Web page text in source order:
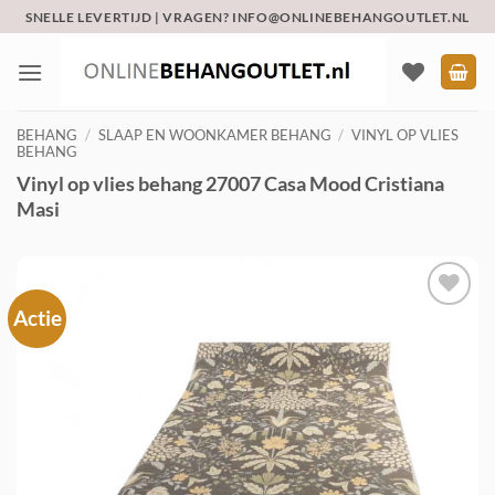
naar
inhoud
SNELLE LEVERTIJD | VRAGEN? INFO@ONLINEBEHANGOUTLET.NL
BEHANG / SLAAP EN WOONKAMER BEHANG / VINYL OP VLIES
BEHANG
Vinyl op vlies behang 27007 Casa Mood Cristiana
Masi
Actie